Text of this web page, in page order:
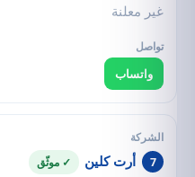
غير معلنة
واتساب
7 أرت كلين ✓ موثّق